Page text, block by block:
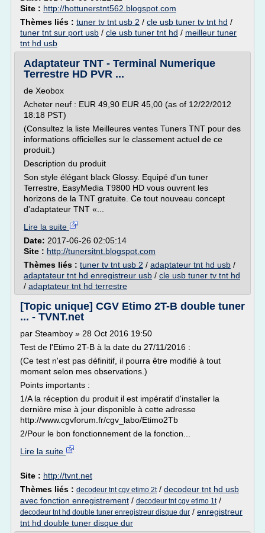
Site : http://hottunerstnt562.blogspot.com
Thèmes liés : tuner tv tnt usb 2 / cle usb tuner tv tnt hd /
tuner tnt sur port usb / cle usb tuner tnt hd / meilleur tuner
tnt hd usb
Adaptateur TNT - Terminal Numerique
Terrestre HD PVR ...
de Xeobox
Acheter neuf : EUR 49,90 EUR 45,00 (as of 12/22/2012
18:18 PST)
(Consultez la liste Meilleures ventes Tuners TNT pour des
informations officielles sur le classement actuel de ce
produit.)
Description du produit
Son style élégant black Glossy. Equipé d'un tuner
Terrestre, EasyMedia T9800 HD vous ouvrent les
horizons de la TNT gratuite. Ce tout nouveau concept
d'adaptateur TNT «...
Lire la suite
Date: 2017-06-26 02:05:14
Site : http://tunersitnt.blogspot.com
Thèmes liés : tuner tv tnt usb 2 / adaptateur tnt hd usb /
adaptateur tnt hd enregistreur usb / cle usb tuner tv tnt hd
/ adaptateur tnt hd terrestre
[Topic unique] CGV Etimo 2T-B double tuner
... - TVNT.net
par Steamboy » 28 Oct 2016 19:50
Test de l'Etimo 2T-B à la date du 27/11/2016 :
(Ce test n'est pas définitif, il pourra être modifié à tout
moment selon mes observations.)
Points importants :
1/A la réception du produit il est impératif d'installer la
dernière mise à jour disponible à cette adresse
http://www.cgvforum.fr/cgv_labo/Etimo2Tb
2/Pour le bon fonctionnement de la fonction...
Lire la suite
Site : http://tvnt.net
Thèmes liés : decodeur tnt cgv etimo 2t/ decodeur tnt hd usb
avec fonction enregistrement / decodeur tnt cgv etimo 1t/
decodeur tnt hd double tuner enregistreur disque dur / enregistreur
tnt hd double tuner disque dur